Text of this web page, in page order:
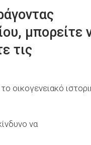
μπορείτε
τις
οικογενειακό
να